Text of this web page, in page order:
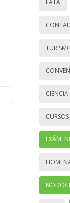
IIATA
CURSOS